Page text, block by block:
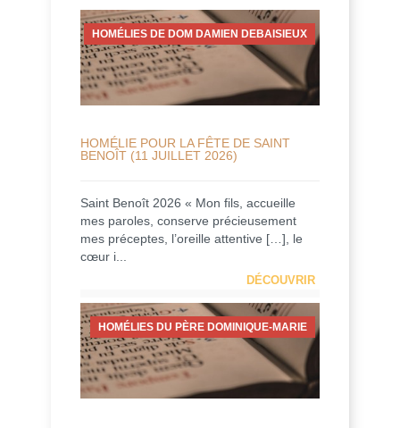
HOMÉLIES DE DOM DAMIEN DEBAISIEUX
HOMÉLIE POUR LA FÊTE DE SAINT
BENOÎT (11 JUILLET 2026)
Saint Benoît 2026 « Mon fils, accueille
mes paroles, conserve précieusement
mes préceptes, l’oreille attentive […], le
cœur i...
DÉCOUVRIR
HOMÉLIES DU PÈRE DOMINIQUE-MARIE